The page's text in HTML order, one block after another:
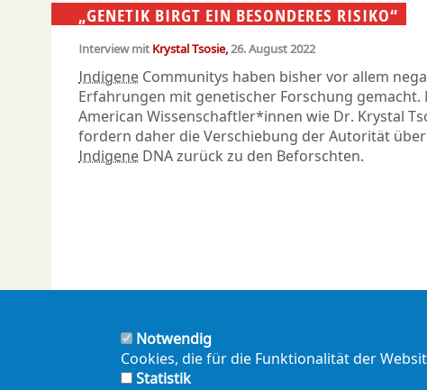
„GENETIK BIRGT EIN BESONDERES RISIKO“
Interview mit Krystal Tsosie 26. August 2022
Indigene Communitys haben bisher vor allem
Erfahrungen mit genetischer Forschung gemacht.
American Wissenschaftler*innen wie Dr. Krystal
fordern daher die Verschiebung der Autorität über
Indigene DNA zurück zu den Beforschten.
Notwendig
Cookies, die für die Funktionalität der
Statistik